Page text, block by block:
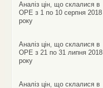
Аналіз цін, що склалися в
ОРЕ з 1 по 10 серпня 2018
року
Аналіз цін, що склалися в
ОРЕ з 21 по 31 липня 2018
року
Аналіз цін, що склалися в